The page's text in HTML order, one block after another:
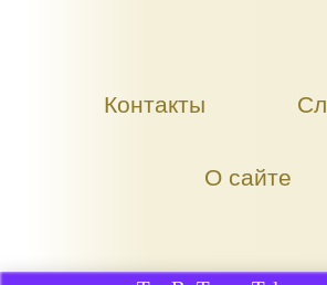
Контакты
О сайте